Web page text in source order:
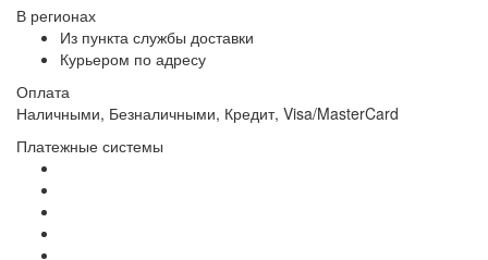
В регионах
Из пункта службы доставки
Курьером по адресу
Оплата
Наличными, Безналичными, Кредит, Visa/MasterCard
Платежные системы